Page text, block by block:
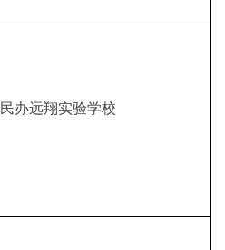
民办远翔实验学校